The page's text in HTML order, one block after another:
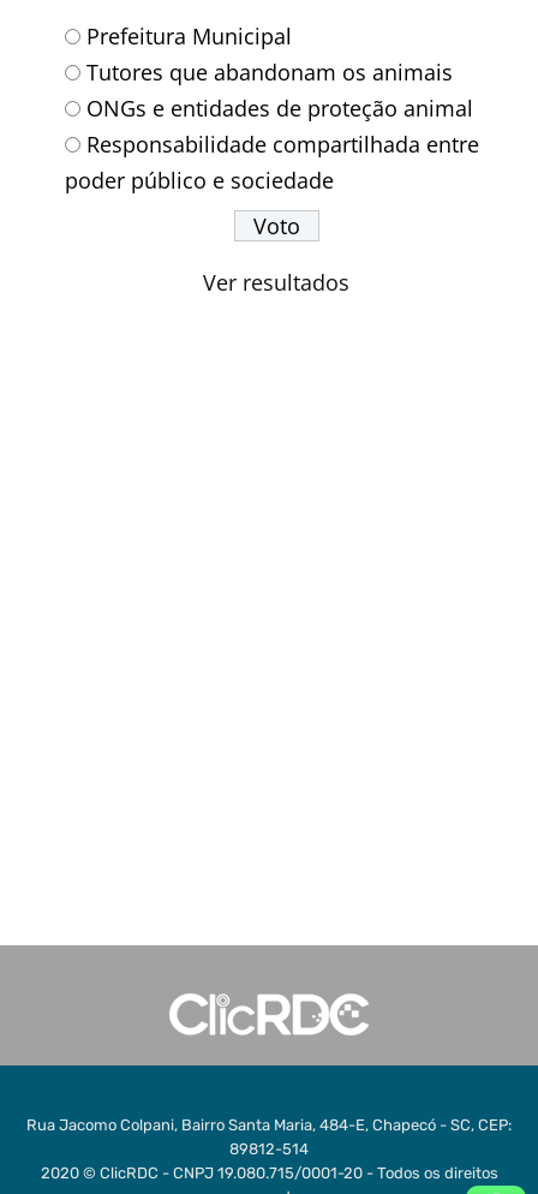
Prefeitura Municipal
Tutores que abandonam os animais
ONGs e entidades de proteção animal
Responsabilidade compartilhada entre
poder público e sociedade
Ver resultados
Rua Jacomo Colpani, Bairro Santa Maria, 484-E, Chapecó - SC, CEP:
89812-514
2020 © ClicRDC - CNPJ 19.080.715/0001-20 - Todos os direitos